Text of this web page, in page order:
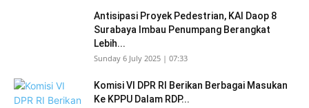
Antisipasi Proyek Pedestrian, KAI Daop 8
Surabaya Imbau Penumpang Berangkat
Lebih...
Sunday 6 July 2025 | 07:33
Komisi VI DPR RI Berikan Berbagai Masukan
Ke KPPU Dalam RDP...